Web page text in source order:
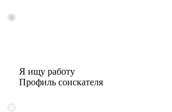
Я ищу работу
Профиль соискателя